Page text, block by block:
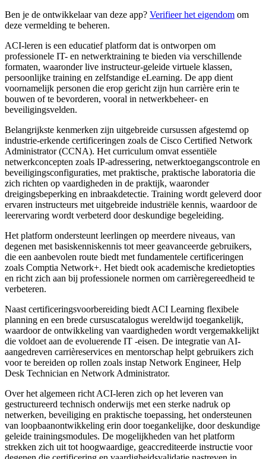
Ben je de ontwikkelaar van deze app? Verifieer het eigendom om
deze vermelding te beheren.
ACI-leren is een educatief platform dat is ontworpen om
professionele IT- en netwerktraining te bieden via verschillende
formaten, waaronder live instructeur-geleide virtuele klassen,
persoonlijke training en zelfstandige eLearning. De app dient
voornamelijk personen die erop gericht zijn hun carrière erin te
bouwen of te bevorderen, vooral in netwerkbeheer- en
beveiligingsvelden.
Belangrijkste kenmerken zijn uitgebreide cursussen afgestemd op
industrie-erkende certificeringen zoals de Cisco Certified Network
Administrator (CCNA). Het curriculum omvat essentiële
netwerkconcepten zoals IP-adressering, netwerktoegangscontrole en
beveiligingsconfiguraties, met praktische, praktische laboratoria die
zich richten op vaardigheden in de praktijk, waaronder
dreigingsbeperking en inbraakdetectie. Training wordt geleverd door
ervaren instructeurs met uitgebreide industriële kennis, waardoor de
leerervaring wordt verbeterd door deskundige begeleiding.
Het platform ondersteunt leerlingen op meerdere niveaus, van
degenen met basiskenniskennis tot meer geavanceerde gebruikers,
die een aanbevolen route biedt met fundamentele certificeringen
zoals Comptia Network+. Het biedt ook academische kredietopties
en richt zich aan bij professionele normen om carrièregereedheid te
verbeteren.
Naast certificeringsvoorbereiding biedt ACI Learning flexibele
planning en een brede cursuscatalogus wereldwijd toegankelijk,
waardoor de ontwikkeling van vaardigheden wordt vergemakkelijkt
die voldoet aan de evoluerende IT -eisen. De integratie van AI-
aangedreven carrièreservices en mentorschap helpt gebruikers zich
voor te bereiden op rollen zoals instap Network Engineer, Help
Desk Technician en Network Administrator.
Over het algemeen richt ACI-leren zich op het leveren van
gestructureerd technisch onderwijs met een sterke nadruk op
netwerken, beveiliging en praktische toepassing, het ondersteunen
van loopbaanontwikkeling erin door toegankelijke, door deskundige
geleide trainingsmodules. De mogelijkheden van het platform
strekken zich uit tot hoogwaardige, geaccrediteerde instructie voor